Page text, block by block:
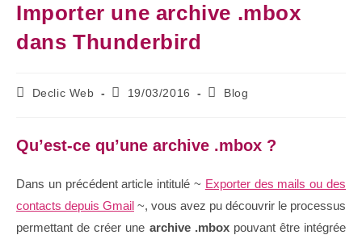
Importer une archive .mbox
dans Thunderbird
Declic Web 19/03/2016 Blog
Qu’est-ce qu’une archive .mbox ?
Dans un précédent article intitulé ~ Exporter des mails ou des
contacts depuis Gmail ~, vous avez pu découvrir le processus
permettant de créer une archive .mboxpouvant être intégrée